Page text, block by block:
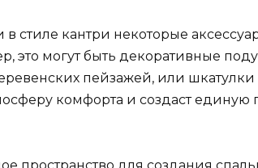
стиле кантри некоторые
это могут быть декоративные
пейзажей, или
комфорта и создаст